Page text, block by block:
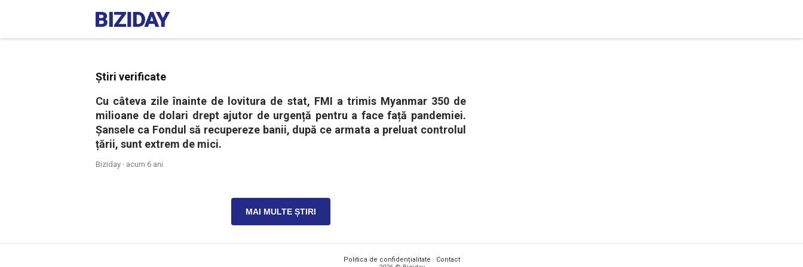
Știri verificate
Cu câteva zile înainte de lovitura de stat, FMI a trimis Myanmar 350 de
milioane de dolari drept ajutor de urgență pentru a face față pandemiei.
Șansele ca Fondul să recupereze banii, după ce armata a preluat controlul
țării, sunt extrem de mici.
Biziday · acum 6 ani
MAI MULTE ȘTIRI
Politica de confidențialitate · Contact